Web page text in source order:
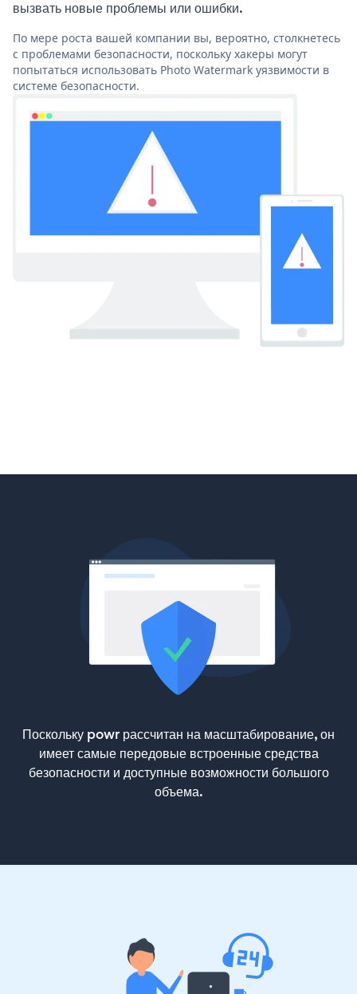
вызвать новые проблемы или ошибки.
По мере роста вашей компании вы, вероятно, столкнетесь
с проблемами безопасности, поскольку хакеры могут
попытаться использовать Photo Watermark уязвимости в
системе безопасности.
Поскольку powr рассчитан на масштабирование, он
имеет самые передовые встроенные средства
безопасности и доступные возможности большого
объема.